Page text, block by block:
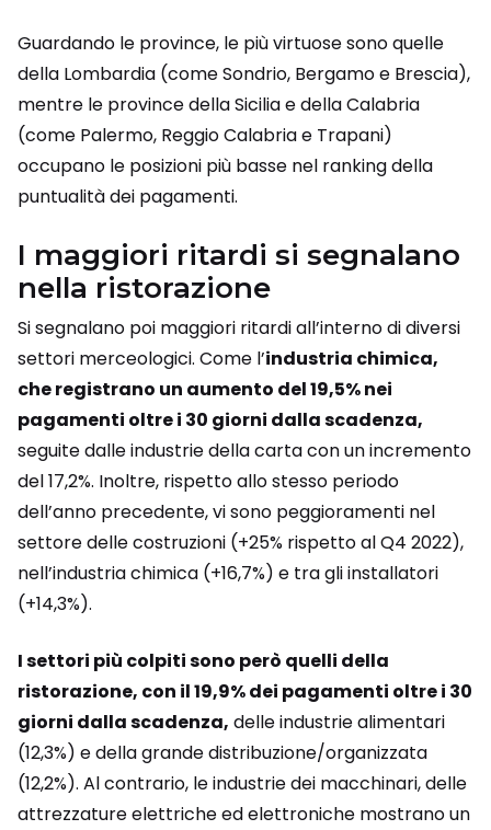
Guardando le province, le più virtuose sono quelle
della Lombardia (come Sondrio, Bergamo e Brescia),
mentre le province della Sicilia e della Calabria
(come Palermo, Reggio Calabria e Trapani)
occupano le posizioni più basse nel ranking della
puntualità dei pagamenti.
I maggiori ritardi si segnalano
nella ristorazione
Si segnalano poi maggiori ritardi all’interno di diversi
settori merceologici. Come l’industria chimica,
che registrano un aumento del 19,5% nei
pagamenti oltre i 30 giorni dalla scadenza,
seguite dalle industrie della carta con un incremento
del 17,2%. Inoltre, rispetto allo stesso periodo
dell’anno precedente, vi sono peggioramenti nel
settore delle costruzioni (+25% rispetto al Q4 2022),
nell’industria chimica (+16,7%) e tra gli installatori
(+14,3%).
I settori più colpiti sono però quelli della
ristorazione, con il 19,9% dei pagamenti oltre i 30
giorni dalla scadenza, delle industrie alimentari
(12,3%) e della grande distribuzione/organizzata
(12,2%). Al contrario, le industrie dei macchinari, delle
attrezzature elettriche ed elettroniche mostrano un